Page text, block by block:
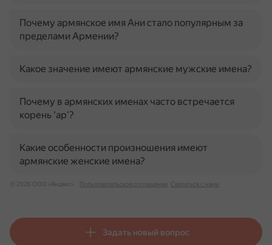
Почему армянское имя Ани стало популярным за
пределами Армении?
Какое значение имеют армянские мужские имена?
Почему в армянских именах часто встречается
корень 'ар'?
Какие особенности произношения имеют
армянские женские имена?
© 2026 ООО «Яндекс» Пользовательское соглашение Связаться с нами
Задать новый вопрос